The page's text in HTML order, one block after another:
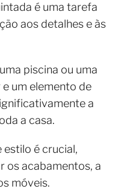
é uma tarefa
aos detalhes e às
piscina ou uma
e um elemento de
a
a casa.
é crucial,
os acabamentos, a
móveis.